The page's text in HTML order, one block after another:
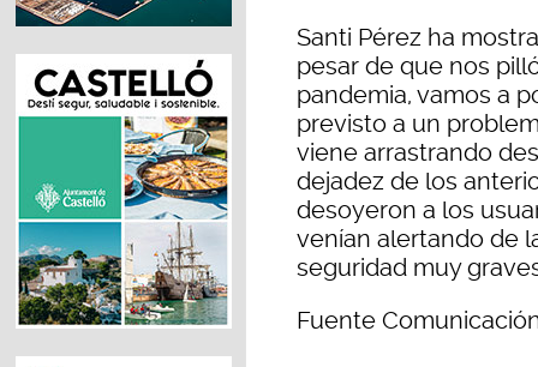
Santi Pérez ha
pesar de que nos
pandemia, vamos a
previsto a un
viene arrastrando
dejadez de los
desoyeron a los
venían alertando de
seguridad muy
Fuente